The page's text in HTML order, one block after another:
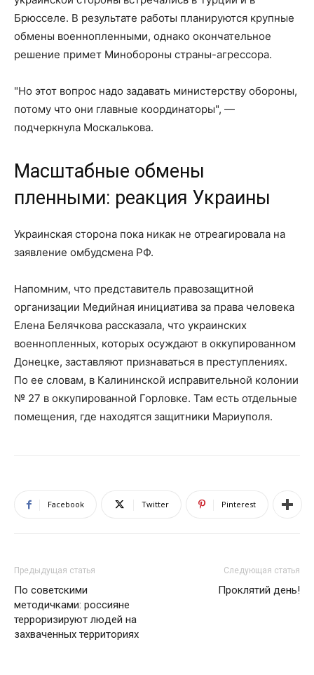
Брюсселе. В результате работы планируются крупные
обмены военнопленными, однако окончательное
решение примет Минобороны страны-агрессора.
"Но этот вопрос надо задавать министерству обороны,
потому что они главные координаторы", —
подчеркнула Москалькова.
Масштабные обмены
пленными: реакция Украины
Украинская сторона пока никак не отреагировала на
заявление омбудсмена РФ.
Напомним, что представитель правозащитной
организации Медийная инициатива за права человека
Елена Белячкова рассказала, что украинских
военнопленных, которых осуждают в оккупированном
Донецке, заставляют признаваться в преступлениях.
По ее словам, в Калининской исправительной колонии
№ 27 в оккупированной Горловке. Там есть отдельные
помещения, где находятся защитники Мариуполя.
Facebook Twitter Pinterest
Предыдущая статья
По советскими
методичками: россияне
терроризируют людей на
захваченных территориях
Следующая статья
Проклятий день!